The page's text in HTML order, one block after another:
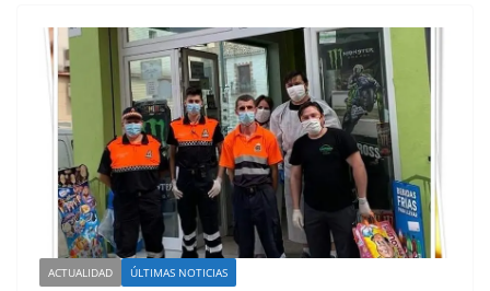
ACTUALIDAD ÚLTIMAS NOTICIAS